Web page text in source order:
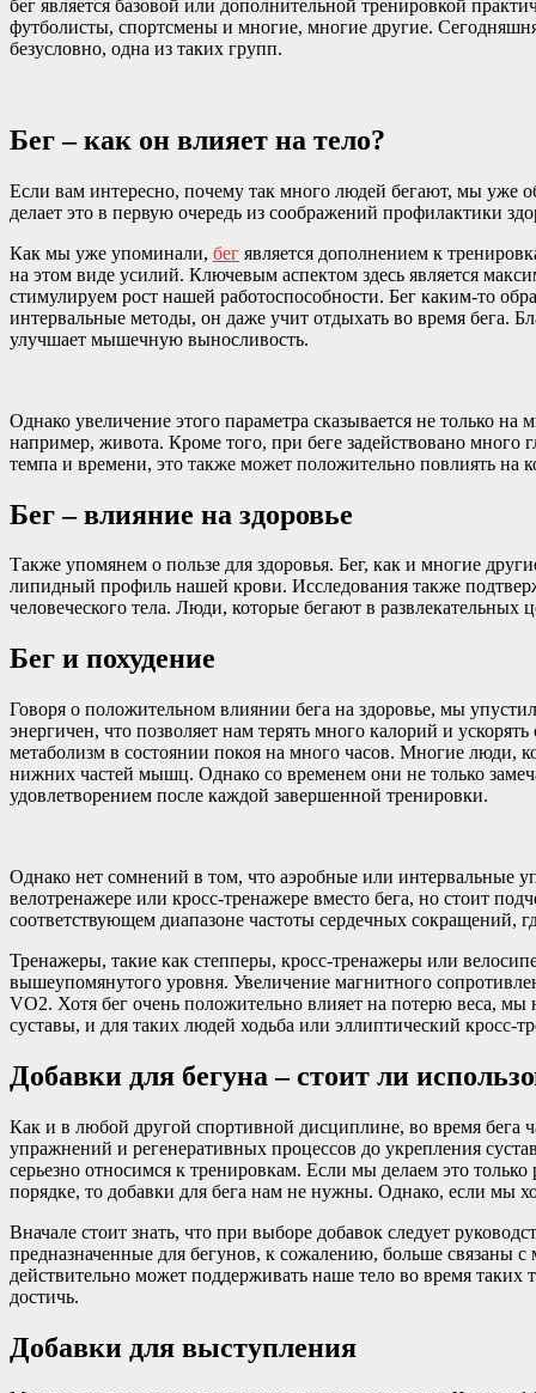
бег является базовой или дополнительной тренировкой
футболисты, спортсмены и многие, многие другие.
безусловно, одна из таких групп.
Бег – как он влияет на тело?
Если вам интересно, почему так много людей бегают, мы уже
делает это в первую очередь из соображений профилактики
Как мы уже упоминали, бег является дополнением к
на этом виде усилий. Ключевым аспектом здесь является
стимулируем рост нашей работоспособности. Бег каким-то
интервальные методы, он даже учит отдыхать во время бега.
улучшает мышечную выносливость.
Однако увеличение этого параметра сказывается не только
например, живота. Кроме того, при беге задействовано много
темпа и времени, это также может положительно повлиять
Бег – влияние на здоровье
Также упомянем о пользе для здоровья. Бег, как и многие
липидный профиль нашей крови. Исследования также
человеческого тела. Люди, которые бегают в
Бег и похудение
Говоря о положительном влиянии бега на здоровье, мы
энергичен, что позволяет нам терять много калорий и
метаболизм в состоянии покоя на много часов. Многие люди,
нижних частей мышц. Однако со временем они не только
удовлетворением после каждой завершенной тренировки.
Однако нет сомнений в том, что аэробные или интервальные
велотренажере или кросс-тренажере вместо бега, но стоит
соответствующем диапазоне частоты сердечных
Тренажеры, такие как степперы, кросс-тренажеры или
вышеупомянутого уровня. Увеличение магнитного
VO2. Хотя бег очень положительно влияет на потерю веса,
суставы, и для таких людей ходьба или эллиптический кросс-
Добавки для бегуна – стоит ли
Как и в любой другой спортивной дисциплине, во время бега
упражнений и регенеративных процессов до укрепления
серьезно относимся к тренировкам. Если мы делаем это
порядке, то добавки для бега нам не нужны. Однако, если мы
Вначале стоит знать, что при выборе добавок следует
предназначенные для бегунов, к сожалению, больше связаны
действительно может поддерживать наше тело во время
достичь.
Добавки для выступления